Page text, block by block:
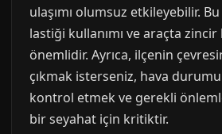
ulaşımı olumsuz etkileyebilir.
lastiği kullanımı ve araçta
önemlidir. Ayrıca, ilçenin
çıkmak isterseniz, hava
kontrol etmek ve gerekli
bir seyahat için kritiktir.